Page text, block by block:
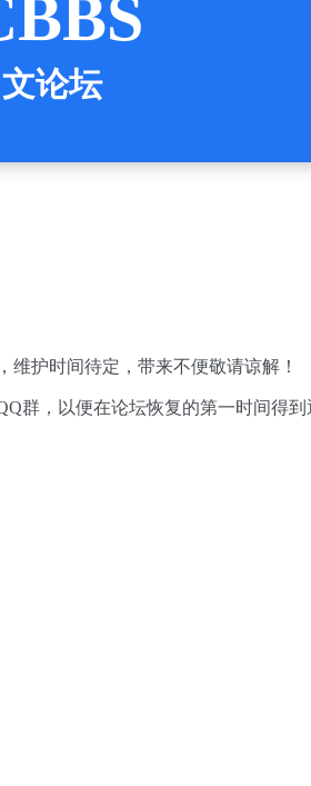
论坛
护时间待定，带来不便敬请谅解！
群，以便在论坛恢复的第一时间得到